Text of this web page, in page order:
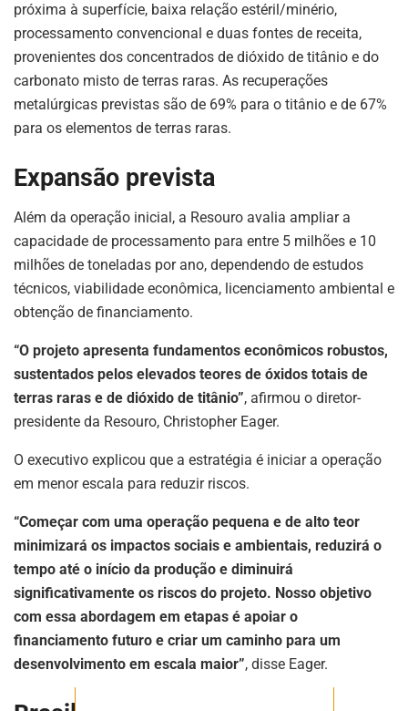
próxima à superfície, baixa relação estéril/minério,
processamento convencional e duas fontes de receita,
provenientes dos concentrados de dióxido de titânio e do
carbonato misto de terras raras. As recuperações
metalúrgicas previstas são de 69% para o titânio e de 67%
para os elementos de terras raras.
Expansão prevista
Além da operação inicial, a Resouro avalia ampliar a
capacidade de processamento para entre 5 milhões e 10
milhões de toneladas por ano, dependendo de estudos
técnicos, viabilidade econômica, licenciamento ambiental e
obtenção de financiamento.
“O projeto apresenta fundamentos econômicos robustos,
sustentados pelos elevados teores de óxidos totais de
terras raras e de dióxido de titânio”, afirmou o diretor-
presidente da Resouro, Christopher Eager.
O executivo explicou que a estratégia é iniciar a operação
em menor escala para reduzir riscos.
“Começar com uma operação pequena e de alto teor
minimizará os impactos sociais e ambientais, reduzirá o
tempo até o início da produção e diminuirá
significativamente os riscos do projeto. Nosso objetivo
com essa abordagem em etapas é apoiar o
financiamento futuro e criar um caminho para um
desenvolvimento em escala maior”, disse Eager.
ASSINE NOSSA
Fique atualizado com as últimas
brasileiro.
ASSINAR